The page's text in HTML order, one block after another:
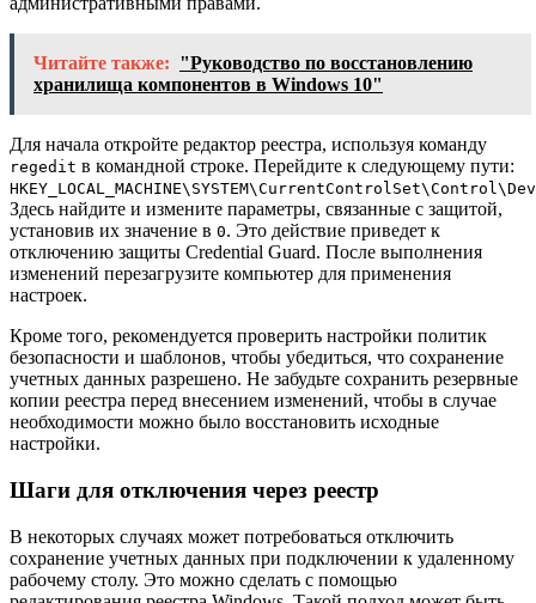
Читайте также: "Руководство по восстановлению
хранилища компонентов в Windows 10"
Для начала откройте редактор реестра, используя команду
regedit в командной строке. Перейдите к следующему пути:
Здесь найдите и измените параметры, связанные с защитой,
установив их значение в 0. Это действие приведет к
отключению защиты Credential Guard. После выполнения
изменений перезагрузите компьютер для применения
настроек.
Кроме того, рекомендуется проверить настройки политик
безопасности и шаблонов, чтобы убедиться, что сохранение
учетных данных разрешено. Не забудьте сохранить резервные
копии реестра перед внесением изменений, чтобы в случае
необходимости можно было восстановить исходные
настройки.
Шаги для отключения через реестр
В некоторых случаях может потребоваться отключить
сохранение учетных данных при подключении к удаленному
рабочему столу. Это можно сделать с помощью